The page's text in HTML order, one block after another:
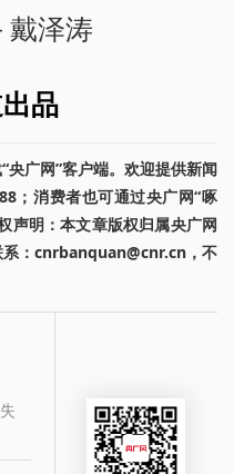
戴泽涛
品
央广网”客户端。欢迎提供新闻
；消费者也可通过央广网“啄
声明：本文章版权归属央广网
系：cnrbanquan@cnr.cn，不